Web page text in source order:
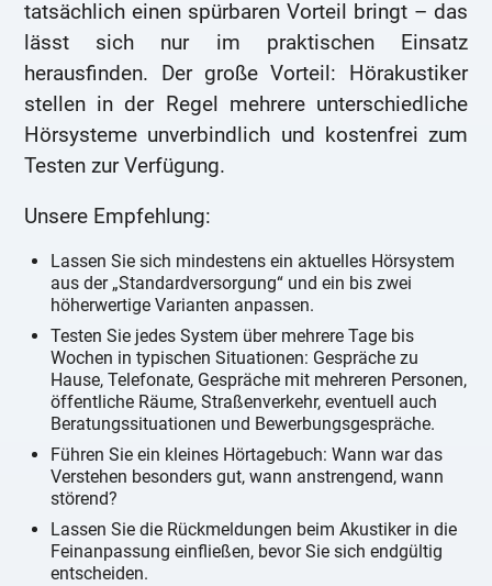
tatsächlich einen spürbaren Vorteil bringt – das
lässt sich nur im praktischen Einsatz
herausfinden. Der große Vorteil: Hörakustiker
stellen in der Regel mehrere unterschiedliche
Hörsysteme unverbindlich und kostenfrei zum
Testen zur Verfügung.
Unsere Empfehlung:
Lassen Sie sich mindestens ein aktuelles Hörsystem
aus der „Standardversorgung“ und ein bis zwei
höherwertige Varianten anpassen.
Testen Sie jedes System über mehrere Tage bis
Wochen in typischen Situationen: Gespräche zu
Hause, Telefonate, Gespräche mit mehreren Personen,
öffentliche Räume, Straßenverkehr, eventuell auch
Beratungssituationen und Bewerbungsgespräche.
Führen Sie ein kleines Hörtagebuch: Wann war das
Verstehen besonders gut, wann anstrengend, wann
störend?
Lassen Sie die Rückmeldungen beim Akustiker in die
Feinanpassung einfließen, bevor Sie sich endgültig
entscheiden.